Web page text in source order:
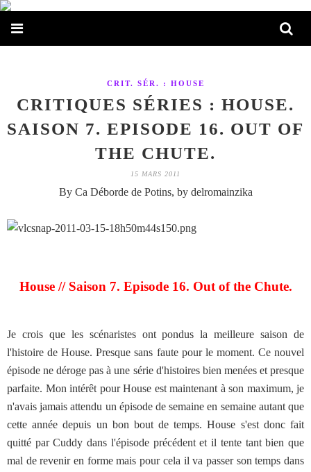
CRIT. SÉR. : HOUSE
CRITIQUES SÉRIES : HOUSE.
SAISON 7. EPISODE 16. OUT OF
THE CHUTE.
15 MARS 2011
By Ca Déborde de Potins, by delromainzika
House // Saison 7. Episode 16. Out of the Chute.
Je crois que les scénaristes ont pondus la meilleure saison de
l'histoire de House. Presque sans faute pour le moment. Ce nouvel
épisode ne déroge pas à une série d'histoires bien menées et presque
parfaite. Mon intérêt pour House est maintenant à son maximum, je
n'avais jamais attendu un épisode de semaine en semaine autant que
cette année depuis un bon bout de temps. House s'est donc fait
quitté par Cuddy dans l'épisode précédent et il tente tant bien que
mal de revenir en forme mais pour cela il va passer son temps dans